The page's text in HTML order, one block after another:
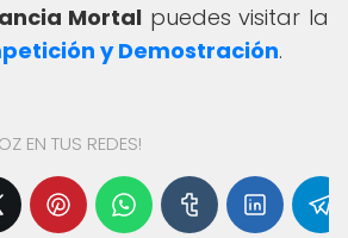
Mortal puedes visitar la
y Demostración.
EN TUS REDES!